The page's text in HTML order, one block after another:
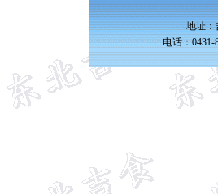
地址：
电话：0431-